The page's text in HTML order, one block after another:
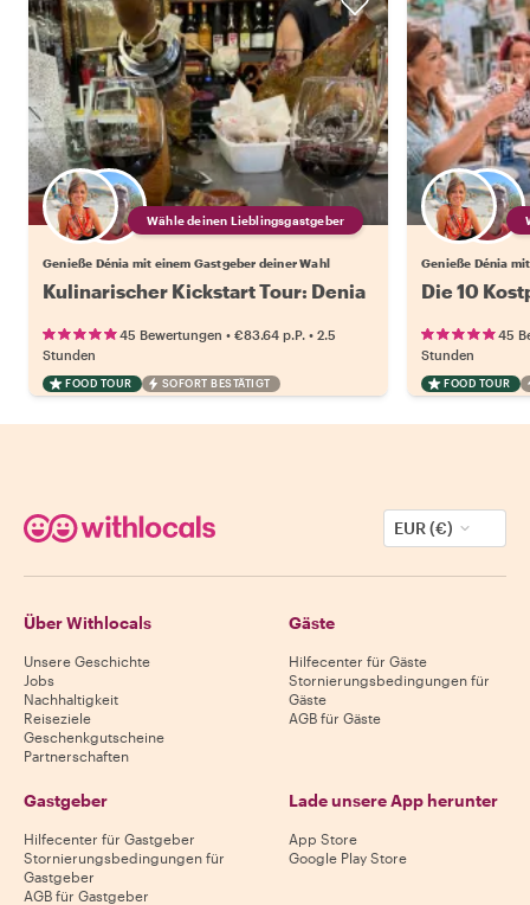
Wähle deinen Lieblingsgastgeber
Genieße Dénia mit einem Gastgeber deiner Wahl
Kulinarischer Kickstart Tour: Denia
45 Bewertungen • €83.64 p.P. • 2.5
Stunden
FOOD TOUR SOFORT BESTÄTIGT
Genieße Dénia
Die 10
45
Stunden
FOOD TOUR
EUR (€)
Über Withlocals
Unsere Geschichte
Jobs
Nachhaltigkeit
Reiseziele
Geschenkgutscheine
Partnerschaften
Gäste
Hilfecenter für Gäste
Stornierungsbedingungen für
Gäste
AGB für Gäste
Gastgeber
Hilfecenter für Gastgeber
Stornierungsbedingungen für
Gastgeber
AGB für Gastgeber
Lade unsere App herunter
App Store
Google Play Store